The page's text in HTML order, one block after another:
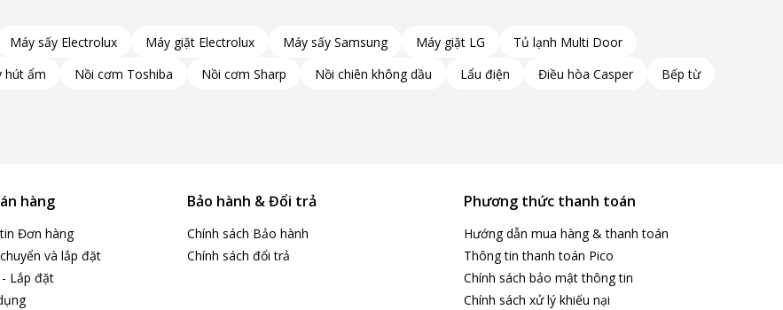
Máy sấy Electrolux Máy giặt Electrolux Máy sấy Samsung Máy giặt LG
Tủ lạnh Multi Door
hút ẩm Nồi cơm Toshiba Nồi cơm Sharp Nồi chiên không dầu Lẩu điện Điều hòa Casper
Bếp từ
hàng
Đơn hàng
và lắp đặt
Lắp đặt
Bảo hành & Đổi trả
Chính sách Bảo hành
Chính sách đổi trả
Phương thức thanh toán
Hướng dẫn mua hàng & thanh toán
Thông tin thanh toán Pico
Chính sách bảo mật thông tin
Chính sách xử lý khiếu nại